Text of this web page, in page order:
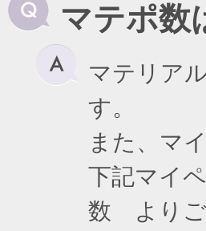
マテポ数
マテリア
す。
また、マ
下記マイ
数 よりご